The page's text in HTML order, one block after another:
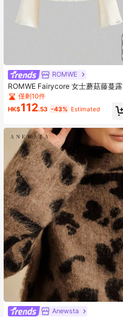
ROMWE
ROMWE Fairycore 女士蘑菇藤蔓露
肩长袖毛衣，秋冬款
僅剩10件
HK$112.53 -43% Estimated
Anewsta